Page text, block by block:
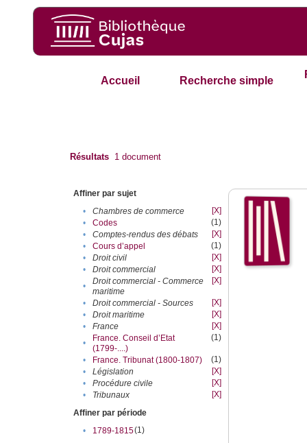
Accueil Recherche simple
Résultats 1 document
Affiner par sujet
•
Chambres de commerce
[X]
•
Codes
(1)
•
Comptes-rendus des débats
[X]
•
Cours d’appel
(1)
•
Droit civil
[X]
•
Droit commercial
[X]
•
Droit commercial - Commerce
maritime
[X]
• Droit commercial - Sources
[X]
•
Droit maritime
[X]
•
France
[X]
•
France. Conseil d’Etat
(1799-....)
(1)
• France. Tribunat (1800-1807)
(1)
•
Législation
[X]
•
Procédure civile
[X]
•
Tribunaux
[X]
Affiner par période
•
1789-1815(1)